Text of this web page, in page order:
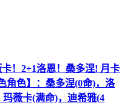
卡！2+1洛恩！桑多涅! 月卡
角色】：桑多涅(0命)，洛
薇卡(满命)，迪希雅(4